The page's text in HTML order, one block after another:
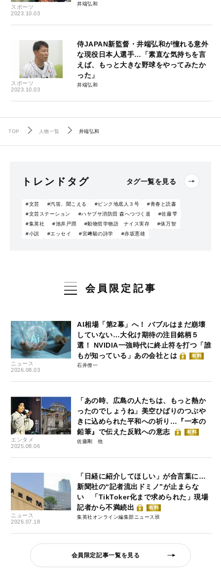
スポーツ
2023.10.03
井端弘和
スポーツ
2023.10.03
侍JAPAN新監督・井端弘和が憧れる意外
な現役日本人選手…「素直な気持ちを言
えば、もっと大きな野球をやってみたか
った」
井端弘和
TOP 人物一覧 井端弘和
トレンドタグ タグ一覧を見る
#文芸 #汽笛、聞こえる #ピンク地底人３号
#青春と読書
#文芸ステーション
#ハヤブサ消防団 森へつづく道
#佐藤雫
#集英社
#池井戸潤 #動物哲学物語 ナイス実存
#俵万智
#小説
#エッセイ #宮﨑駿の詩学 #赤坂憲雄
会員限定記事
ニュース
2026.08.03
AI相場「第2幕」へ！ バブルはまだ崩壊
していない…大化け期待の注目銘柄５
選！ NVIDIA一強時代に終止符を打つ「誰
もが知っている」あの会社とは
有料
石井僚一
エンタメ
2025.08.06
「あの時、広島の人たちは、もっと熱か
ったのでしょうね」美空ひばりのつぶや
きに込められた平和への祈り…『一本の
鉛筆』で伝えた反戦への意志
有料
佐藤剛
ニュース
2026.07.18
「日経に紹介してほしい」が合言葉に…
新聞社の“記者流出ドミノ”が止まらな
い 「TikToker化まで求められた」現場
記者から不満続出
有料
集英社オンライン編集部ニュース班
会員限定記事一覧を見る